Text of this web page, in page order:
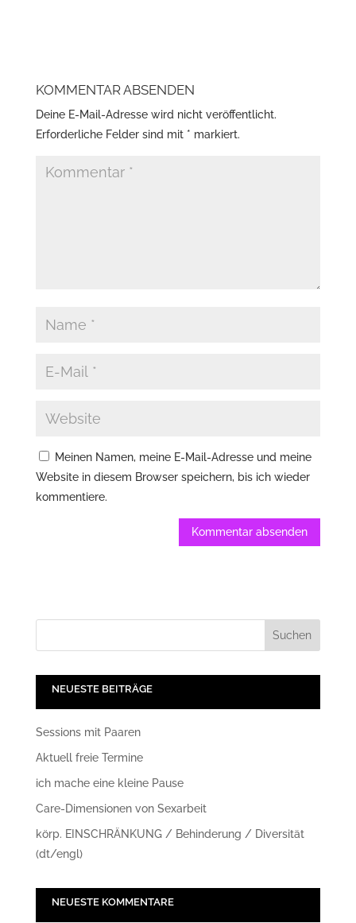
KOMMENTAR ABSENDEN
Deine E-Mail-Adresse wird nicht veröffentlicht.
Erforderliche Felder sind mit * markiert.
Meinen Namen, meine E-Mail-Adresse und meine
Website in diesem Browser speichern, bis ich wieder
kommentiere.
NEUESTE BEITRÄGE
Sessions mit Paaren
Aktuell freie Termine
ich mache eine kleine Pause
Care-Dimensionen von Sexarbeit
körp. EINSCHRÄNKUNG / Behinderung / Diversität
(dt/engl)
NEUESTE KOMMENTARE